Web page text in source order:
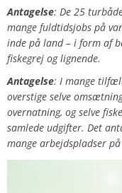
Antagelse: De 25
mange fuldtidsjobs på
inde på land – i form af
fiskegrej og lignende.
Antagelse: I mange
overstige selve
overnatning, og selve
samlede udgifter. Det
mange arbejdspladser